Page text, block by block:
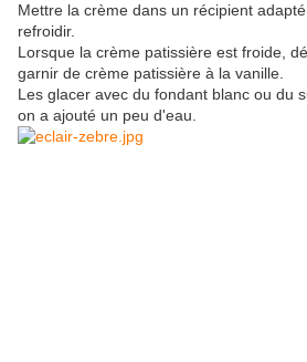
Mettre la crème dans un récipient
refroidir.
Lorsque la crème patissière est froide,
garnir de crème patissière à la vanille.
Les glacer avec du fondant blanc ou du
on a ajouté un peu d'eau.